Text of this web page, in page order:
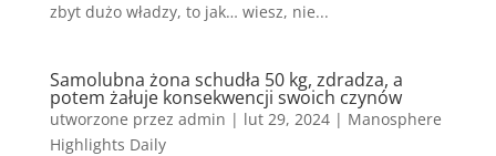
zbyt dużo władzy, to jak… wiesz, nie...
Samolubna żona schudła 50 kg, zdradza, a
potem żałuje konsekwencji swoich czynów
utworzone przez admin | lut 29, 2024| Manosphere
Highlights Daily